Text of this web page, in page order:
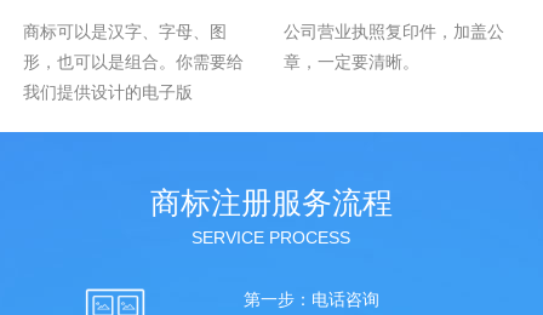
商标可以是汉字、字母、图
形，也可以是组合。你需要给
我们提供设计的电子版
公司营业执照复印件，加盖公
章，一定要清晰。
商标注册服务流程
SERVICE PROCESS
第一步：电话咨询